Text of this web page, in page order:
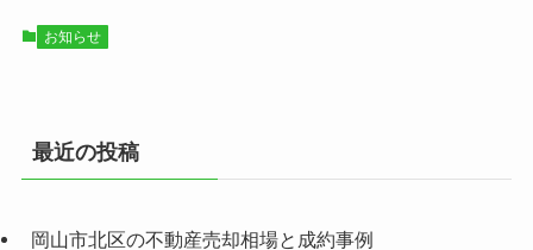
お知らせ
最近の投稿
岡山市北区の不動産売却相場と成約事例